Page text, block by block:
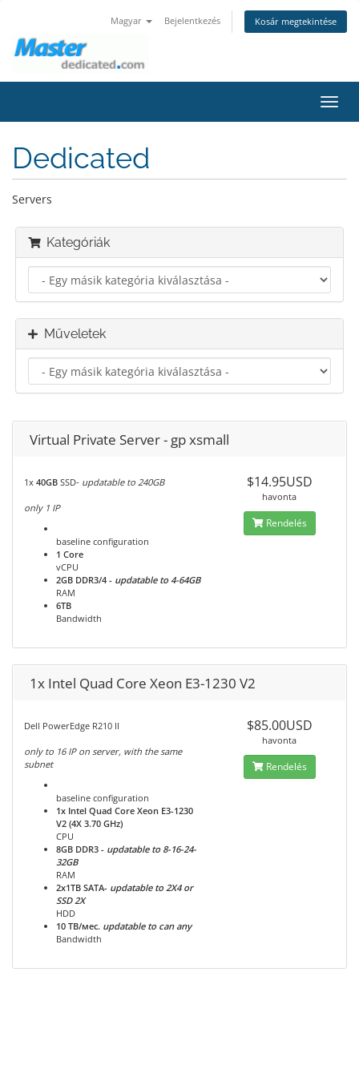
Magyar Bejelentkezés Kosár megtekintése
a
Dedicated
Servers
Kategóriák
Műveletek
Virtual Private Server - gp xsmall
1x 40GB SSD- updatable to 240GB
only 1 IP
baseline configuration
1 Core
vCPU
2GB DDR3/4 - updatable to 4-64GB
RAM
6TB
Bandwidth
$14.95USD
havonta
Rendelés
1x Intel Quad Core Xeon E3-1230 V2
Dell PowerEdge R210 II
only to 16 IP on server, with the same
subnet
baseline configuration
1x Intel Quad Core Xeon E3-1230
V2 (4Х 3.70 GHz)
CPU
8GB DDR3 - updatable to 8-16-24-
32GB
RAM
2x1TB SATA- updatable to 2X4 or
SSD 2X
HDD
10 TB/мес. updatable to can any
Bandwidth
$85.00USD
havonta
Rendelés